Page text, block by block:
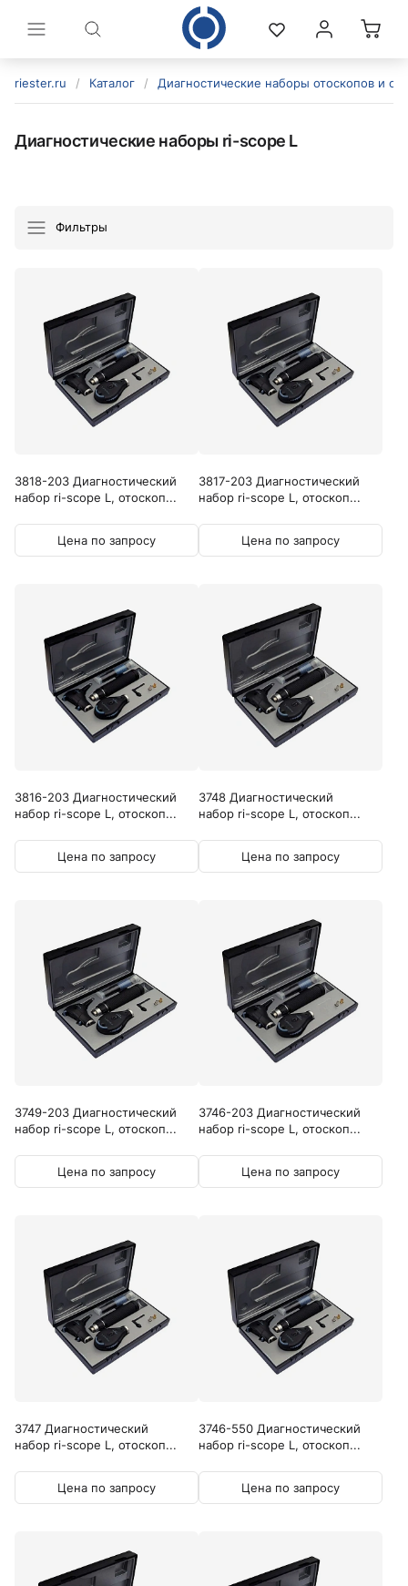
riester.ru / Каталог / Диагностические наборы отоскопов и
Диагностические наборы ri-scope L
Фильтры
3818-203 Диагностический
набор ri-scope L, отоскоп...
Цена по запросу
3817-203 Диагностический
набор ri-scope L, отоскоп...
Цена по запросу
3816-203 Диагностический
набор ri-scope L, отоскоп...
Цена по запросу
3748 Диагностический
набор ri-scope L, отоскоп...
Цена по запросу
3749-203 Диагностический
набор ri-scope L, отоскоп...
Цена по запросу
3746-203 Диагностический
набор ri-scope L, отоскоп...
Цена по запросу
3747 Диагностический
набор ri-scope L, отоскоп...
Цена по запросу
3746-550 Диагностический
набор ri-scope L, отоскоп...
Цена по запросу
политикой конфиденциальности